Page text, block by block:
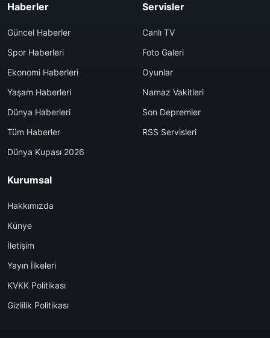
Haberler
Güncel Haberler
Spor Haberleri
Ekonomi Haberleri
Yaşam Haberleri
Dünya Haberleri
Tüm Haberler
Dünya Kupası 2026
Servisler
Canlı TV
Foto Galeri
Oyunlar
Namaz Vakitleri
Son Depremler
RSS Servisleri
Kurumsal
Hakkımızda
Künye
İletişim
Yayın İlkeleri
KVKK Politikası
Gizlilik Politikası